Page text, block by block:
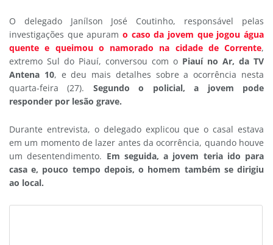
O delegado Janílson José Coutinho, responsável pelas
investigações que apuram o caso da jovem que jogou água
quente e queimou o namorado na cidade de Corrente,
extremo Sul do Piauí, conversou com o Piauí no Ar, da TV
Antena 10, e deu mais detalhes sobre a ocorrência nesta
quarta-feira (27). Segundo o policial, a jovem pode
responder por lesão grave.
Durante entrevista, o delegado explicou que o casal estava
em um momento de lazer antes da ocorrência, quando houve
um desentendimento. Em seguida, a jovem teria ido para
casa e, pouco tempo depois, o homem também se dirigiu
ao local.